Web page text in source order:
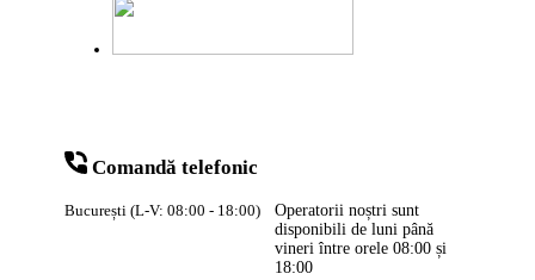
Comandă telefonic
București (L-V: 08:00 - 18:00)
Operatorii noștri sunt
disponibili de luni până
vineri între orele 08:00 și
18:00